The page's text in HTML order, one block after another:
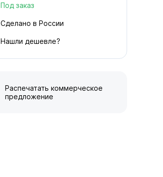
Под заказ
Сделано в России
Нашли дешевле?
Распечатать коммерческое
предложение